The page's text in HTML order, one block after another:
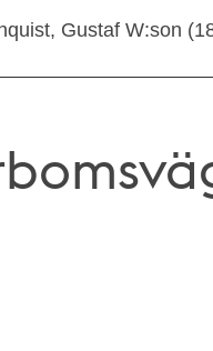
Gustaf W:son